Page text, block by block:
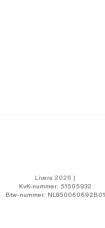
Livera 2026 |
KvK-nummer: 51505932
Btw-nummer: NL850060692B01